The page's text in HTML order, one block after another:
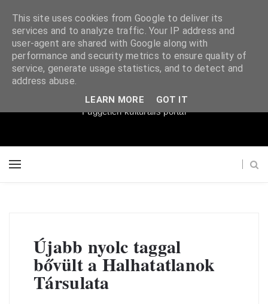
Súgópéldány
Független kulturális portál
Újabb nyolc taggal
bővült a Halhatatlanok
Társulata
This site uses cookies from Google to deliver its
services and to analyze traffic. Your IP address and
user-agent are shared with Google along with
performance and security metrics to ensure quality of
service, generate usage statistics, and to detect and
address abuse.
LEARN MORE GOT IT